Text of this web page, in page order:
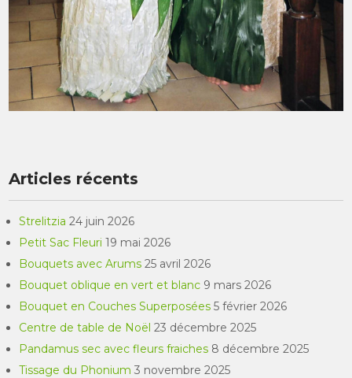
Articles récents
Strelitzia 24 juin 2026
Petit Sac Fleuri 19 mai 2026
Bouquets avec Arums 25 avril 2026
Bouquet oblique en vert et blanc 9 mars 2026
Bouquet en Couches Superposées 5 février 2026
Centre de table de Noël 23 décembre 2025
Pandamus sec avec fleurs fraiches 8 décembre 2025
Tissage du Phonium 3 novembre 2025